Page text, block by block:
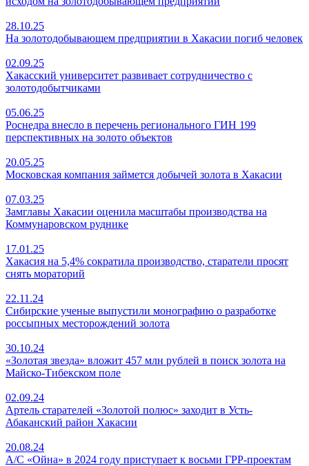
28.10.25
На золотодобывающем предприятии в Хакасии погиб человек
02.09.25
Хакасский университет развивает сотрудничество с
золотодобытчиками
05.06.25
Роснедра внесло в перечень регионального ГИН 199
перспективных на золото объектов
20.05.25
Московская компания займется добычей золота в Хакасии
07.03.25
Замглавы Хакасии оценила масштабы производства на
Коммунаровском руднике
17.01.25
Хакасия на 5,4% сократила производство, старатели просят
снять мораторий
22.11.24
Сибирские ученые выпустили монографию о разработке
россыпных месторождений золота
30.10.24
«Золотая звезда» вложит 457 млн рублей в поиск золота на
Майско-Тибекском поле
02.09.24
Артель старателей «Золотой полюс» заходит в Усть-
Абаканский район Хакасии
20.08.24
А/С «Ойна» в 2024 году приступает к восьми ГРР-проектам